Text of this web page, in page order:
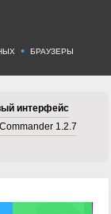
• БРАУЗЕРЫ
интерфейс
1.2.7